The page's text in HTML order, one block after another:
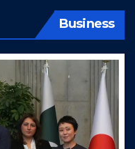
Business